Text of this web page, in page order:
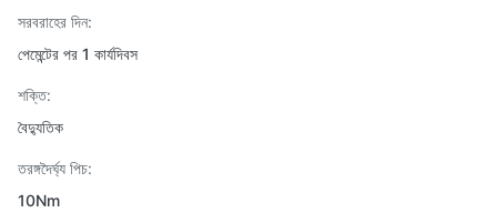
সরবরাহের দিন:
পেমেন্টের পর 1 কার্যদিবস
শক্তি:
বৈদ্যুতিক
তরঙ্গদৈর্ঘ্য পিচ:
10Nm